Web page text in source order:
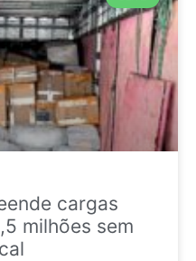
cargas
milhões sem